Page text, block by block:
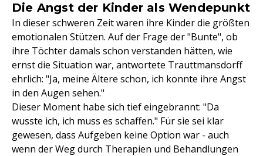
Die Angst der Kinder als Wendepunkt
In dieser schweren Zeit waren ihre Kinder die größten
emotionalen Stützen. Auf der Frage der "Bunte", ob
ihre Töchter damals schon verstanden hätten, wie
ernst die Situation war, antwortete Trauttmansdorff
ehrlich: "Ja, meine Ältere schon, ich konnte ihre Angst
in den Augen sehen."
Dieser Moment habe sich tief eingebrannt: "Da
wusste ich, ich muss es schaffen." Für sie sei klar
gewesen, dass Aufgeben keine Option war - auch
wenn der Weg durch Therapien und Behandlungen